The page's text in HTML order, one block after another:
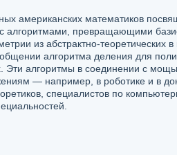
американских математиков
алгоритмами, превращающими
из абстрактно-
алгоритма деления для
Эти алгоритмы в соединении с
— например, в роботике и в
специалистов по